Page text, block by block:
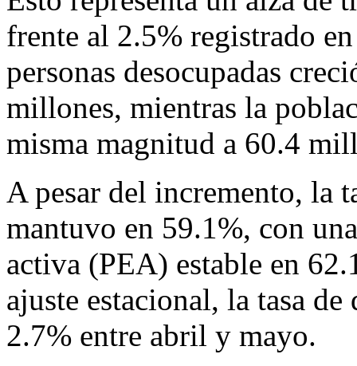
frente al 2.5% registrado
personas desocupadas
millones, mientras la
misma magnitud a 60.4
A pesar del incremento, la
mantuvo en 59.1%, con
activa (PEA) estable en
ajuste estacional, la tasa
2.7% entre abril y mayo.